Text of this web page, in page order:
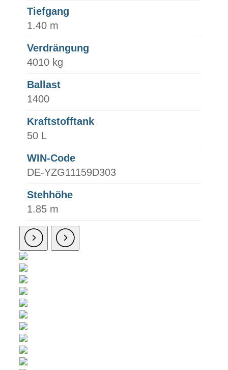
Tiefgang
1.40 m
Verdrängung
4010 kg
Ballast
1400
Kraftstofftank
50 L
WIN-Code
DE-YZG11159D303
Stehhöhe
1.85 m